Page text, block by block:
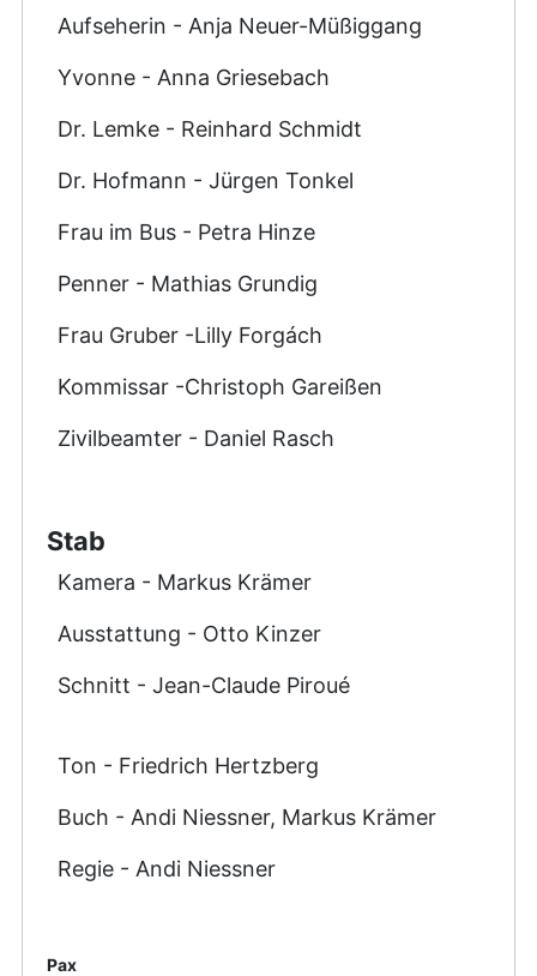
Aufseherin - Anja Neuer-Müßiggang
Yvonne - Anna Griesebach
Dr. Lemke - Reinhard Schmidt
Dr. Hofmann - Jürgen Tonkel
Frau im Bus - Petra Hinze
Penner - Mathias Grundig
Frau Gruber -Lilly Forgách
Kommissar -Christoph Gareißen
Zivilbeamter - Daniel Rasch
Stab
Kamera - Markus Krämer
Ausstattung - Otto Kinzer
Schnitt - Jean-Claude Piroué
Ton - Friedrich Hertzberg
Buch - Andi Niessner, Markus Krämer
Regie - Andi Niessner
Pax